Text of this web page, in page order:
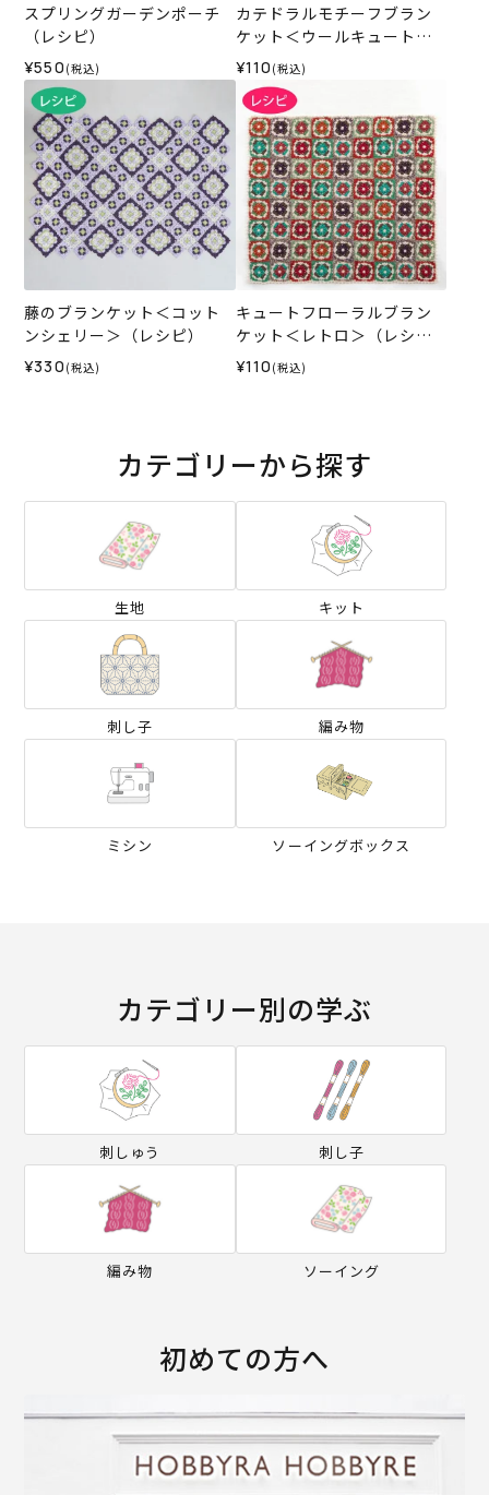
スプリングガーデンポーチ
（レシピ）
¥550 (税込)
カテドラルモチーフブラン
ケット＜ウールキュート＞
（レシピ）
¥110 (税込)
藤のブランケット＜コット
ンシェリー＞（レシピ）
¥330 (税込)
キュートフローラルブラン
ケット＜レトロ＞（レシ
ピ）
¥110 (税込)
カテゴリーから探す
生地 キット
刺し子 編み物
ミシン ソーイングボックス
カテゴリー別の学ぶ
刺しゅう 刺し子
編み物 ソーイング
初めての方へ